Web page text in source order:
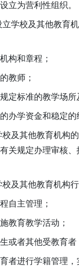
立为营利性组织。
学校及其他教育
构和章程；
教师；
规定标准的教学场所
办学资金和稳定的
及其他教育机构
关规定办理审核
及其他教育机构
自主管理；
教育教学活动；
或者其他受教育者
育者进行学籍管理